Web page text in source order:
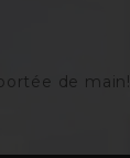
de main‎!